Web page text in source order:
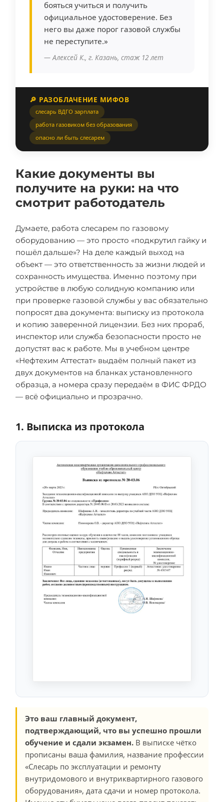
бояться учиться и получить
официальное удостоверение. Без
него вы даже порог газовой службы
не переступите.»
— Алексей К., г. Казань, стаж 12 лет
🔎 РАЗОБЛАЧЕНИЕ МИФОВ
слесарь ВДГО зарплата
работа газовиком без образования
опасно ли быть слесарем
Какие документы вы
получите на руки: на что
смотрит работодатель
Думаете, работа слесарем по газовому
оборудованию — это просто «подкрутил гайку и
пошёл дальше»? На деле каждый выход на
объект — это ответственность за жизни людей и
сохранность имущества. Именно поэтому при
устройстве в любую солидную компанию или
при проверке газовой службы у вас обязательно
попросят два документа: выписку из протокола
и копию заверенной лицензии. Без них прораб,
инспектор или служба безопасности просто не
допустят вас к работе. Мы в учебном центре
«Нефтехим Аттестат» выдаём полный пакет из
двух документов на бланках установленного
образца, а номера сразу передаём в ФИС ФРДО
— всё официально и прозрачно.
1. Выписка из протокола
Это ваш главный документ,
подтверждающий, что вы успешно прошли
обучение и сдали экзамен. В выписке чётко
прописаны ваша фамилия, название профессии
«Слесарь по эксплуатации и ремонту
внутридомового и внутриквартирного газового
оборудования», дата сдачи и номер протокола.